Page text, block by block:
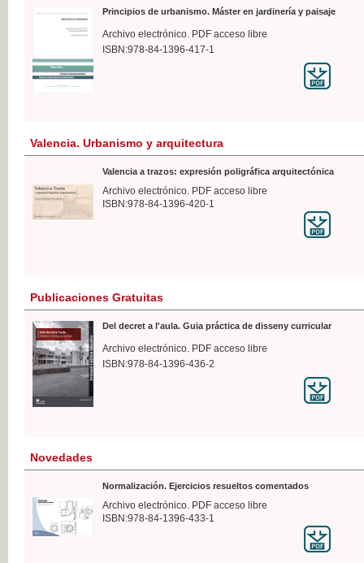
Principios de urbanismo. Máster en jardinería y paisaje
Archivo electrónico. PDF acceso libre
ISBN:978-84-1396-417-1
Valencia. Urbanismo y arquitectura
Valencia a trazos: expresión poligráfica arquitectónica
Archivo electrónico. PDF acceso libre
ISBN:978-84-1396-420-1
Publicaciones Gratuitas
Del decret a l'aula. Guia práctica de disseny curricular
Archivo electrónico. PDF acceso libre
ISBN:978-84-1396-436-2
Novedades
Normalización. Ejercicios resueltos comentados
Archivo electrónico. PDF acceso libre
ISBN:978-84-1396-433-1